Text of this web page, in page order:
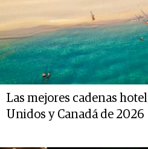
Las mejores cadenas
Unidos y Canadá de 2026